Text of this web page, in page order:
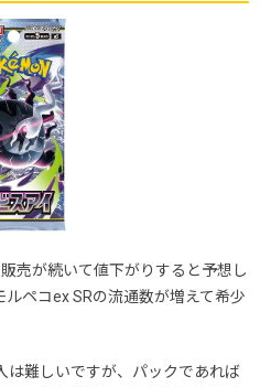
売が続いて値下がりすると予想し
ペコex SRの流通数が増えて希少
は難しいですが、パックであれば